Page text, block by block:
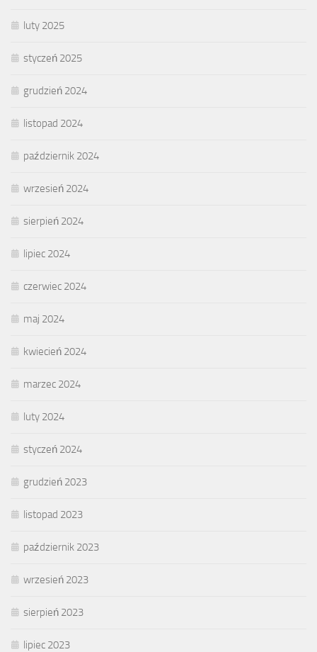
luty 2025
styczeń 2025
grudzień 2024
listopad 2024
październik 2024
wrzesień 2024
sierpień 2024
lipiec 2024
czerwiec 2024
maj 2024
kwiecień 2024
marzec 2024
luty 2024
styczeń 2024
grudzień 2023
listopad 2023
październik 2023
wrzesień 2023
sierpień 2023
lipiec 2023